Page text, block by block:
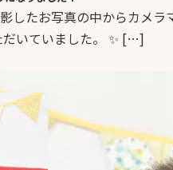
したお写真の中からカメ
だいていました。 ✨ […]